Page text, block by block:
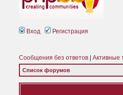
Вход Регистрация
Сообщения без ответов Активные
Список форумов